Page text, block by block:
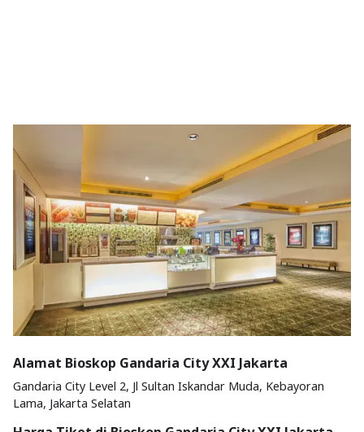
Alamat Bioskop Gandaria City XXI Jakarta
Gandaria City Level 2, Jl Sultan Iskandar Muda, Kebayoran
Lama, Jakarta Selatan